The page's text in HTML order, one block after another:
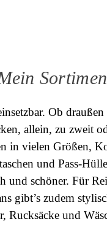
Ob
allein, zu zweit
in vielen Größen,
und Pass-
und schöner. Für
gibt’s zudem
Rucksäcke und